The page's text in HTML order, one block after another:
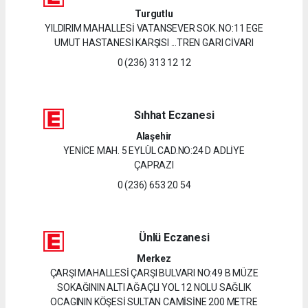
Turgutlu
YILDIRIM MAHALLESİ VATANSEVER SOK. NO:11 EGE
UMUT HASTANESİ KARŞISI ...TREN GARI CİVARI
0 (236) 313 12 12
Sıhhat Eczanesi
Alaşehir
YENİCE MAH. 5 EYLÜL CAD.NO:24 D ADLİYE
ÇAPRAZI
0 (236) 653 20 54
Ünlü Eczanesi
Merkez
ÇARŞI MAHALLESİ ÇARŞI BULVARI NO:49 B MÜZE
SOKAĞININ ALTI AĞAÇLI YOL 12 NOLU SAĞLIK
OCAGININ KÖŞESİ SULTAN CAMİSİNE 200 METRE